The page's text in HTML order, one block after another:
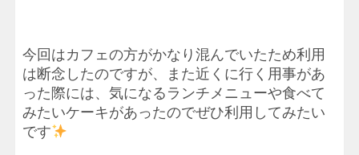
今回はカフェの方がかなり混んでいたため利用
は断念したのですが、また近くに行く用事があ
った際には、気になるランチメニューや食べて
みたいケーキがあったのでぜひ利用してみたい
です